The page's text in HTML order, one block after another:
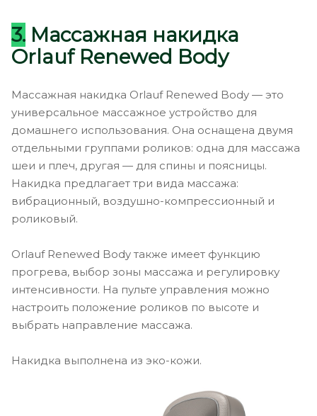
3. Массажная накидка
Orlauf Renewed Body
Массажная накидка Orlauf Renewed Body — это
универсальное массажное устройство для
домашнего использования. Она оснащена двумя
отдельными группами роликов: одна для массажа
шеи и плеч, другая — для спины и поясницы.
Накидка предлагает три вида массажа:
вибрационный, воздушно-компрессионный и
роликовый.
Orlauf Renewed Body также имеет функцию
прогрева, выбор зоны массажа и регулировку
интенсивности. На пульте управления можно
настроить положение роликов по высоте и
выбрать направление массажа.
Накидка выполнена из эко-кожи.